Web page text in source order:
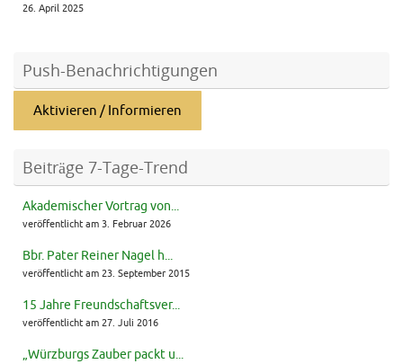
26. April 2025
Push-Benachrichtigungen
Aktivieren / Informieren
Beiträge 7-Tage-Trend
Akademischer Vortrag von...
veröffentlicht am 3. Februar 2026
Bbr. Pater Reiner Nagel h...
veröffentlicht am 23. September 2015
15 Jahre Freundschaftsver...
veröffentlicht am 27. Juli 2016
„Würzburgs Zauber packt u...